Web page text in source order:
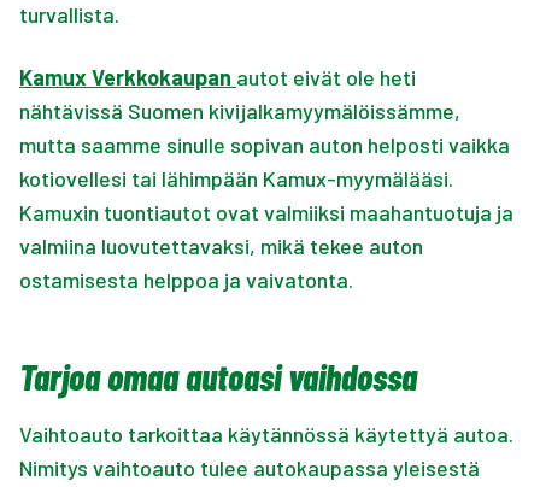
turvallista.
Kamux Verkkokaupan autot eivät ole heti
nähtävissä Suomen kivijalkamyymälöissämme,
mutta saamme sinulle sopivan auton helposti vaikka
kotiovellesi tai lähimpään Kamux-myymälääsi.
Kamuxin tuontiautot ovat valmiiksi maahantuotuja ja
valmiina luovutettavaksi, mikä tekee auton
ostamisesta helppoa ja vaivatonta.
Tarjoa omaa autoasi vaihdossa
Vaihtoauto tarkoittaa käytännössä käytettyä autoa.
Nimitys vaihtoauto tulee autokaupassa yleisestä